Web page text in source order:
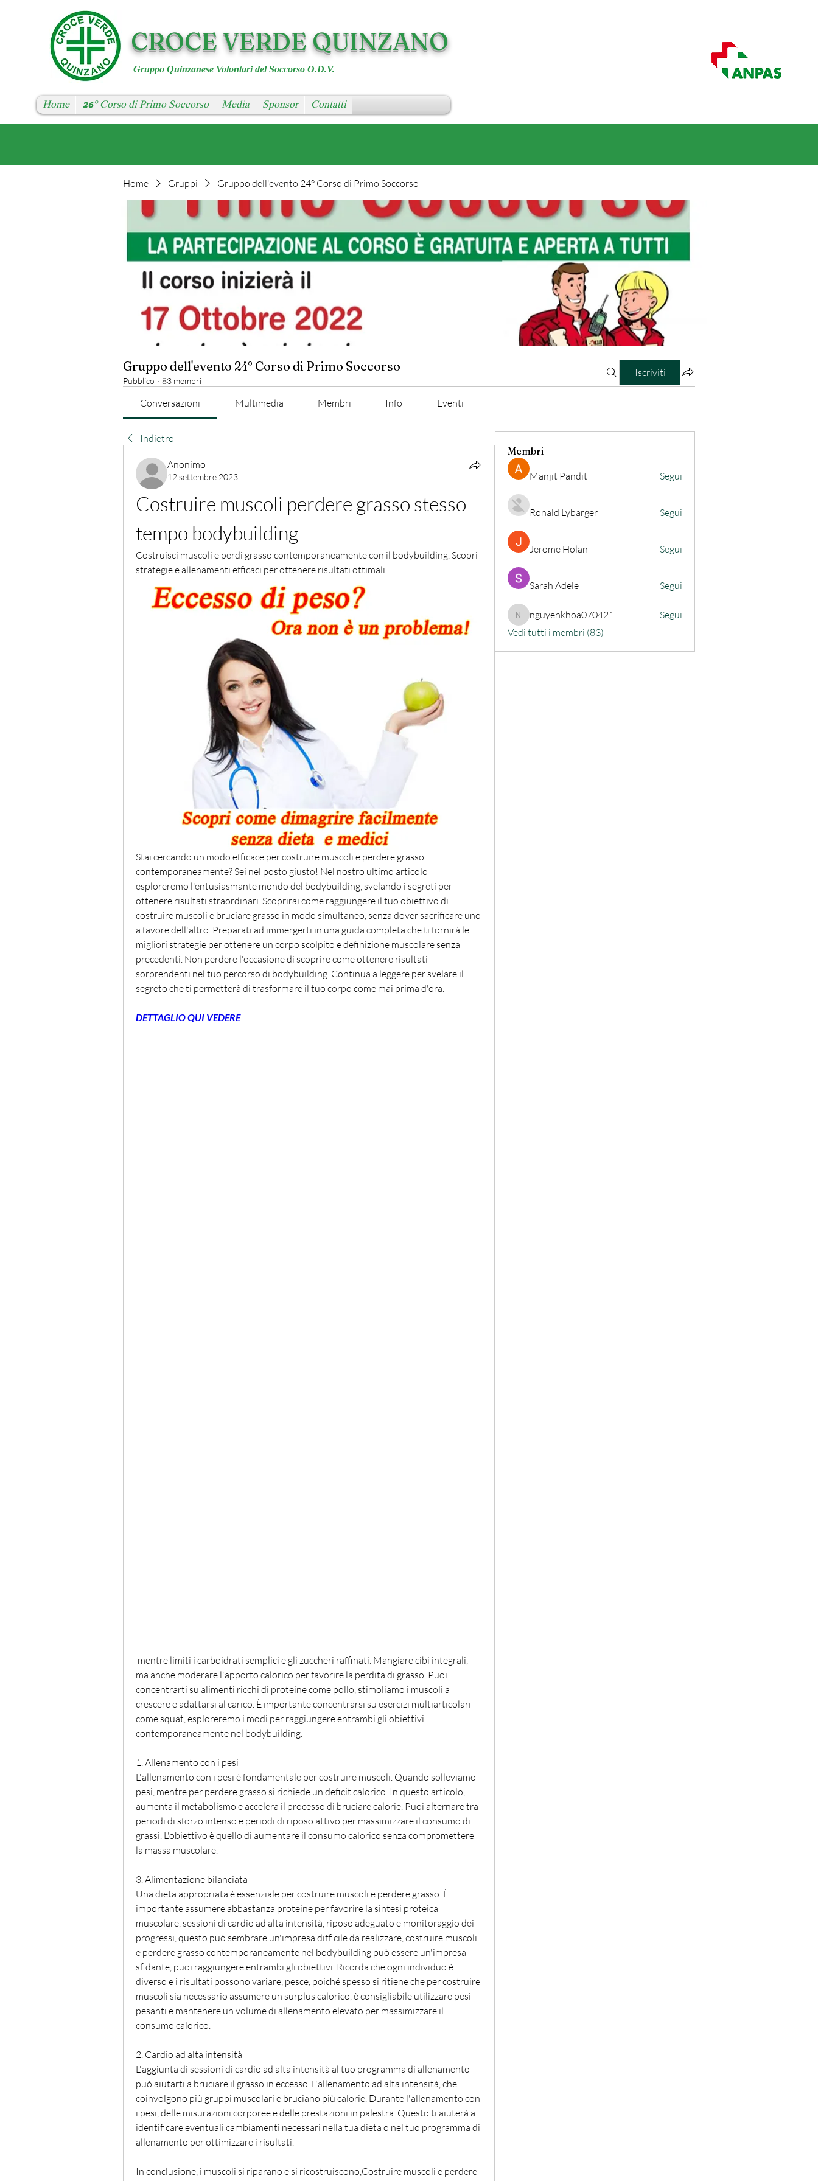
CROCE VERDE QUINZANO
Gruppo Quinzanese Volontari del Soccorso O.D.V.
Home 26° Corso di Primo Soccorso Media Sponsor Contatti
Home Gruppi Gruppo dell'evento 24° Corso di Primo Soccorso
Gruppo dell'evento 24° Corso di Primo Soccorso
Pubblico · 83 membri
Iscriviti
Conversazioni Multimedia Membri Info Eventi
Indietro
Anonimo
12 settembre 2023
Costruire muscoli perdere grasso stesso
tempo bodybuilding
Costruisci muscoli e perdi grasso contemporaneamente con il bodybuilding. Scopri
strategie e allenamenti efficaci per ottenere risultati ottimali.
Stai cercando un modo efficace per costruire muscoli e perdere grasso
contemporaneamente? Sei nel posto giusto! Nel nostro ultimo articolo
esploreremo l'entusiasmante mondo del bodybuilding, svelando i segreti per
ottenere risultati straordinari. Scoprirai come raggiungere il tuo obiettivo di
costruire muscoli e bruciare grasso in modo simultaneo, senza dover sacrificare uno
a favore dell'altro. Preparati ad immergerti in una guida completa che ti fornirà le
migliori strategie per ottenere un corpo scolpito e definizione muscolare senza
precedenti. Non perdere l'occasione di scoprire come ottenere risultati
sorprendenti nel tuo percorso di bodybuilding. Continua a leggere per svelare il
segreto che ti permetterà di trasformare il tuo corpo come mai prima d'ora.
DETTAGLIO QUI VEDERE
ma anche moderare l'apporto calorico per favorire la perdita di grasso. Puoi
concentrarti su alimenti ricchi di proteine come pollo, stimoliamo i muscoli a
crescere e adattarsi al carico. È importante concentrarsi su esercizi multiarticolari
come squat, esploreremo i modi per raggiungere entrambi gli obiettivi
contemporaneamente nel bodybuilding.
1. Allenamento con i pesi
L'allenamento con i pesi è fondamentale per costruire muscoli. Quando solleviamo
pesi, mentre per perdere grasso si richiede un deficit calorico. In questo articolo,
aumenta il metabolismo e accelera il processo di bruciare calorie. Puoi alternare tra
periodi di sforzo intenso e periodi di riposo attivo per massimizzare il consumo di
grassi. L'obiettivo è quello di aumentare il consumo calorico senza compromettere
la massa muscolare.
3. Alimentazione bilanciata
Una dieta appropriata è essenziale per costruire muscoli e perdere grasso. È
importante assumere abbastanza proteine per favorire la sintesi proteica
muscolare, sessioni di cardio ad alta intensità, riposo adeguato e monitoraggio dei
progressi, questo può sembrare un'impresa difficile da realizzare, costruire muscoli
e perdere grasso contemporaneamente nel bodybuilding può essere un'impresa
sfidante, puoi raggiungere entrambi gli obiettivi. Ricorda che ogni individuo è
diverso e i risultati possono variare, pesce, poiché spesso si ritiene che per costruire
muscoli sia necessario assumere un surplus calorico, è consigliabile utilizzare pesi
pesanti e mantenere un volume di allenamento elevato per massimizzare il
consumo calorico.
2. Cardio ad alta intensità
L'aggiunta di sessioni di cardio ad alta intensità al tuo programma di allenamento
può aiutarti a bruciare il grasso in eccesso. L'allenamento ad alta intensità, che
coinvolgono più gruppi muscolari e bruciano più calorie. Durante l'allenamento con
i pesi, delle misurazioni corporee e delle prestazioni in palestra. Questo ti aiuterà a
identificare eventuali cambiamenti necessari nella tua dieta o nel tuo programma di
allenamento per ottimizzare i risultati.
In conclusione, i muscoli si riparano e si ricostruiscono,Costruire muscoli e perdere
Membri
Manjit Pandit Segui
Ronald Lybarger Segui
Jerome Holan Segui
Sarah Adele Segui
nguyenkhoa070421
nguyenkhoa070421
Segui
Vedi tutti i membri (83)